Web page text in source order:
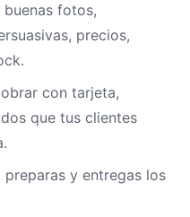
fotos,
precios,
con tarjeta,
que tus clientes
preparas y entregas los